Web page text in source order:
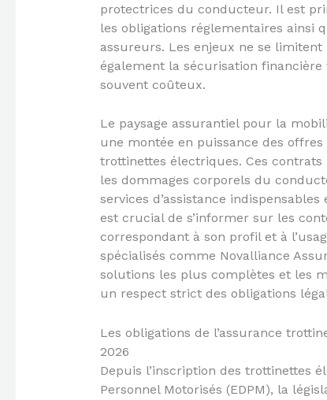
protectrices du conducteur. Il est
les obligations réglementaires ainsi
assureurs. Les enjeux ne se
également la sécurisation
souvent coûteux.
Le paysage assurantiel pour la
une montée en puissance des
trottinettes électriques. Ces
les dommages corporels du
services d’assistance
est crucial de s’informer sur les
correspondant à son profil et à
spécialisés comme Novalliance
solutions les plus complètes et les
un respect strict des obligations
Les obligations de l’assurance
2026
Depuis l’inscription des trottinettes
Personnel Motorisés (EDPM), la